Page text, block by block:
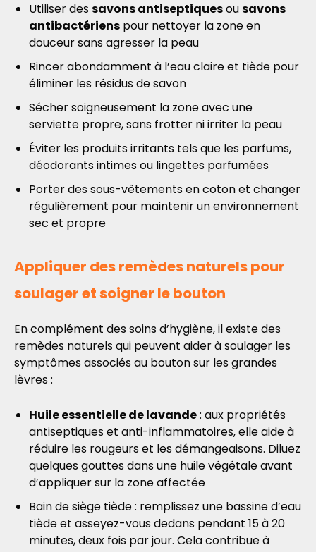
Utiliser dessavons antiseptiquesousavons
antibactériens pour nettoyer la zone en
douceur sans agresser la peau
Rincer abondamment à l’eau claire et tiède pour
éliminer les résidus de savon
Sécher soigneusement la zone avec une
serviette propre, sans frotter ni irriter la peau
Éviter les produits irritants tels que les parfums,
déodorants intimes ou lingettes parfumées
Porter des sous-vêtements en coton et changer
régulièrement pour maintenir un environnement
sec et propre
Appliquer des remèdes naturels pour
soulager et soigner le bouton
En complément des soins d’hygiène, il existe des
remèdes naturels qui peuvent aider à soulager les
symptômes associés au bouton sur les grandes
lèvres :
Huile essentielle de lavande: aux propriétés
antiseptiques et anti-inflammatoires, elle aide à
réduire les rougeurs et les démangeaisons. Diluez
quelques gouttes dans une huile végétale avant
d’appliquer sur la zone affectée
Bain de siège tiède : remplissez une bassine d’eau
tiède et asseyez-vous dedans pendant 15 à 20
minutes, deux fois par jour. Cela contribue à